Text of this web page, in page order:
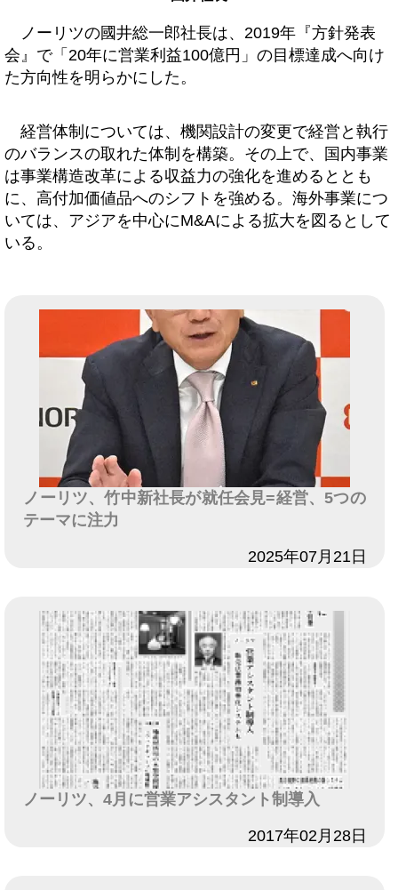
ノーリツの國井総一郎社長は、2019年『方針発表
会』で「20年に営業利益100億円」の目標達成へ向け
た方向性を明らかにした。
経営体制については、機関設計の変更で経営と執行
のバランスの取れた体制を構築。その上で、国内事業
は事業構造改革による収益力の強化を進めるととも
に、高付加価値品へのシフトを強める。海外事業につ
いては、アジアを中心にM&Aによる拡大を図るとして
いる。
ノーリツ、竹中新社長が就任会見=経営、5つの
テーマに注力
2025年07月21日
ノーリツ、4月に営業アシスタント制導入
2017年02月28日